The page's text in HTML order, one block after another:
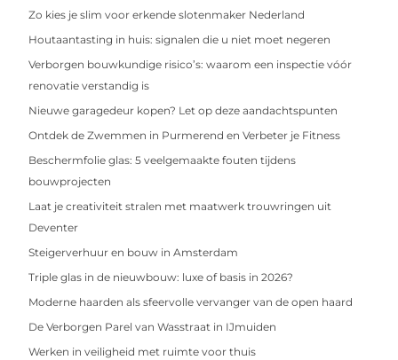
Zo kies je slim voor erkende slotenmaker Nederland
Houtaantasting in huis: signalen die u niet moet negeren
Verborgen bouwkundige risico’s: waarom een inspectie vóór
renovatie verstandig is
Nieuwe garagedeur kopen? Let op deze aandachtspunten
Ontdek de Zwemmen in Purmerend en Verbeter je Fitness
Beschermfolie glas: 5 veelgemaakte fouten tijdens
bouwprojecten
Laat je creativiteit stralen met maatwerk trouwringen uit
Deventer
Steigerverhuur en bouw in Amsterdam
Triple glas in de nieuwbouw: luxe of basis in 2026?
Moderne haarden als sfeervolle vervanger van de open haard
De Verborgen Parel van Wasstraat in IJmuiden
Werken in veiligheid met ruimte voor thuis